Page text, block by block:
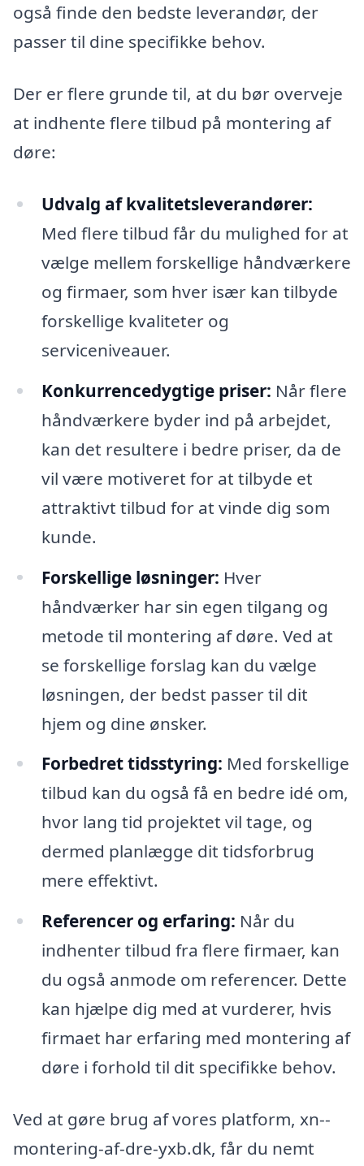
også finde den bedste leverandør, der
passer til dine specifikke behov.
Der er flere grunde til, at du bør overveje
at indhente flere tilbud på montering af
døre:
Udvalg af kvalitetsleverandører:
Med flere tilbud får du mulighed for at
vælge mellem forskellige håndværkere
og firmaer, som hver især kan tilbyde
forskellige kvaliteter og
serviceniveauer.
Konkurrencedygtige priser: Når flere
håndværkere byder ind på arbejdet,
kan det resultere i bedre priser, da de
vil være motiveret for at tilbyde et
attraktivt tilbud for at vinde dig som
kunde.
Forskellige løsninger: Hver
håndværker har sin egen tilgang og
metode til montering af døre. Ved at
se forskellige forslag kan du vælge
løsningen, der bedst passer til dit
hjem og dine ønsker.
Forbedret tidsstyring: Med forskellige
tilbud kan du også få en bedre idé om,
hvor lang tid projektet vil tage, og
dermed planlægge dit tidsforbrug
mere effektivt.
Referencer og erfaring: Når du
indhenter tilbud fra flere firmaer, kan
du også anmode om referencer. Dette
kan hjælpe dig med at vurderer, hvis
firmaet har erfaring med montering af
døre i forhold til dit specifikke behov.
Ved at gøre brug af vores platform, xn--
montering-af-dre-yxb.dk, får du nemt